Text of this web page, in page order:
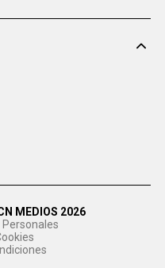
MEDIOS 2026
Personales